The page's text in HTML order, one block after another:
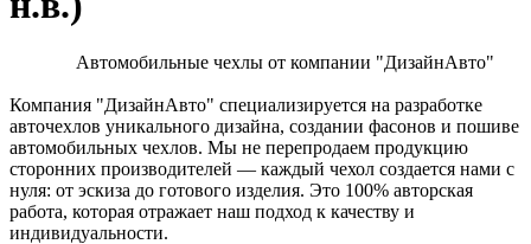
Автомобильные чехлы от компании "ДизайнАвто"
Компания "ДизайнАвто" специализируется на разработке
авточехлов уникального дизайна, создании фасонов и пошиве
автомобильных чехлов. Мы не перепродаем продукцию
сторонних производителей — каждый чехол создается нами с
нуля: от эскиза до готового изделия. Это 100% авторская
работа, которая отражает наш подход к качеству и
индивидуальности.